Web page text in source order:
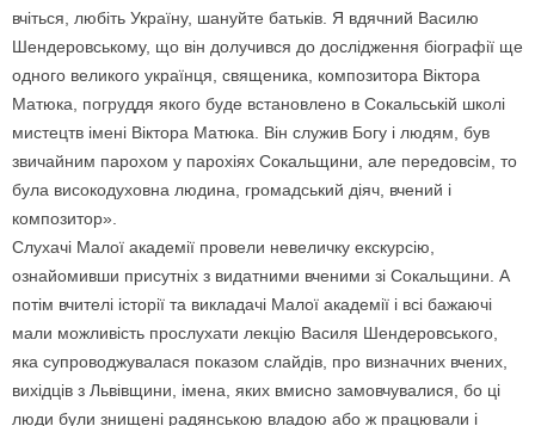
вчіться, любіть Україну, шануйте батьків. Я вдячний Василю
Шендеровському, що він долучився до дослідження біографії ще
одного великого українця, священика, композитора Віктора
Матюка, погруддя якого буде встановлено в Сокальській школі
мистецтв імені Віктора Матюка. Він служив Богу і людям, був
звичайним парохом у парохіях Сокальщини, але передовсім, то
була високодуховна людина, громадський діяч, вчений і
композитор».
Слухачі Малої академії провели невеличку екскурсію,
ознайомивши присутніх з видатними вченими зі Сокальщини. А
потім вчителі історії та викладачі Малої академії і всі бажаючі
мали можливість прослухати лекцію Василя Шендеровського,
яка супроводжувалася показом слайдів, прo визначних вчених,
вихідців з Львівщини, імена, яких вмисно замовчувалися, бо ці
люди були знищені радянською владою або ж працювали і